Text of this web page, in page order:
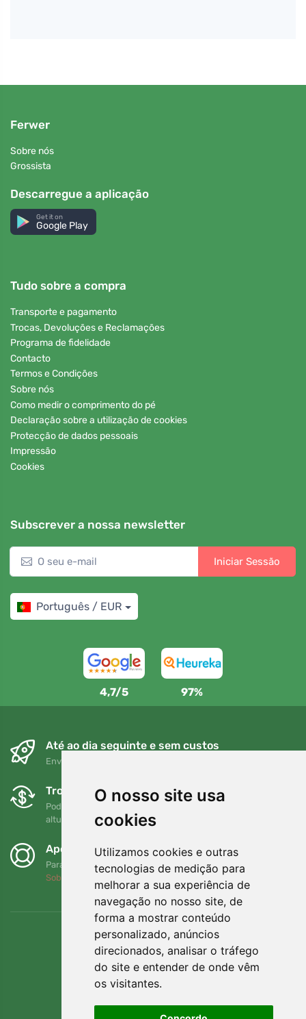
O nosso site usa
cookies
Utilizamos cookies e outras
tecnologias de medição para
melhorar a sua experiência de
navegação no nosso site, de
forma a mostrar conteúdo
personalizado, anúncios
direcionados, analisar o tráfego
do site e entender de onde vêm
os visitantes.
Ferwer
Sobre nós
Grossista
Descarregue a aplicação
Get it on
Google Play
Tudo sobre a compra
Transporte e pagamento
Trocas, Devoluções e Reclamações
Programa de fidelidade
Contacto
Termos e Condições
Sobre nós
Como medir o comprimento do pé
Declaração sobre a utilização de cookies
Protecção de dados pessoais
Impressão
Cookies
Subscrever a nossa newsletter
Iniciar Sessão
Português / EUR
4,7/5 97%
Até ao dia seguinte e sem custos
Envio gratuito para encomendas superiores a 80 EUR
Trocas e devoluções gratuitas
Pode devolver ou trocar a sua encomenda em qualquer
altura no prazo de 90 dias
Apoiamos a Trees.org
Para cada encomenda plantamos uma árvore! Leia mais
Sobre nós